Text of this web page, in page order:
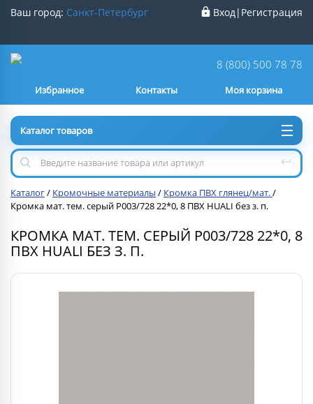
Ваш город: Санкт-Петербург
Нет
Вход| Регистрация
8 (800) 500 78 78
Контакты
Избранное Моя корзина
Каталог товаров
Каталог/ Кромочные материалы / Кромка ПВХ глянец/мат./
Кромка мат. тем. серый P003/728 22*0, 8 ПВХ HUALI без з. п.
КРОМКА МАТ. ТЕМ. СЕРЫЙ P003/728 22*0, 8
ПВХ HUALI БЕЗ З. П.